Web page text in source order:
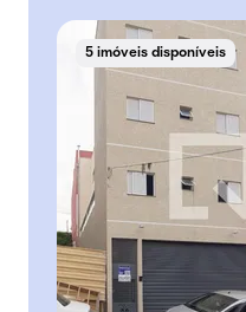
5 imóveis disponíveis